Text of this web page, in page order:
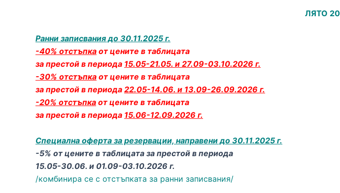
ЛЯТО
Ранни записвания до 30.11.2025 г.
-40% отстъпка от цените в таблицата
за престой в периода 15.05-21.05. и 27.09-03.10.2026 г.
-30% отстъпка от цените в таблицата
за престой в периода 22.05-14.06. и 13.09-26.09.2026 г.
-20% отстъпка от цените в таблицата
за престой в периода 15.06-12.09.2026 г.
Специална оферта за резервации, направени до 30.11.2025 г.
-5% от цените в таблицата за престой в периода
15.05-30.06. и 01.09-03.10.2026 г.
/комбинира се с отстъпката за ранни записвания/